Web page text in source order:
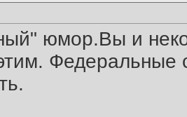
юмор.Вы и
Федеральные